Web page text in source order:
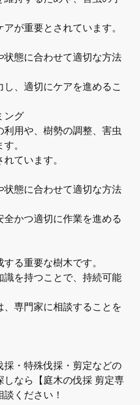
が重要とされています。
態に合わせて適切な方法
、適切にケアを進めるこ
ング
用や、樹勢の調整、害虫
。
ています。
態に合わせて適切な方法
かつ適切に作業を進める
る重要な樹木です。
を持つことで、持続可能
専門家に相談することを
・特殊伐採・剪定などの
なら【庭木の伐採 剪定専
ください！